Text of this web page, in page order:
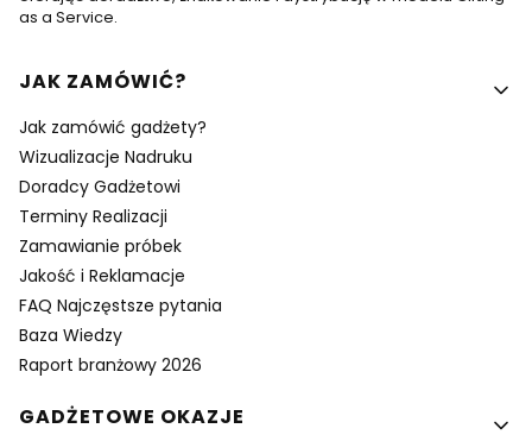
as a Service.
Linki w stopce
JAK ZAMÓWIĆ?
Jak zamówić gadżety?
Wizualizacje Nadruku
Doradcy Gadżetowi
Terminy Realizacji
Zamawianie próbek
Jakość i Reklamacje
FAQ Najczęstsze pytania
Baza Wiedzy
Raport branżowy 2026
GADŻETOWE OKAZJE